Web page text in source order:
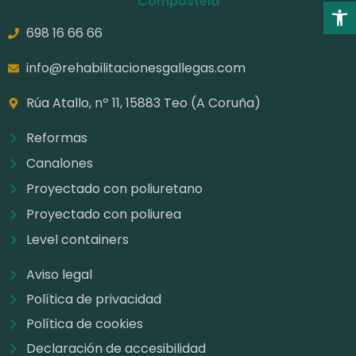
698 16 66 66
info@rehabilitacionesgallegas.com
Rúa Atallo, nº 11, 15883 Teo (A Coruña)
Reformas
Canalones
Proyectado con poliuretano
Proyectado con poliurea
Level containers
Aviso legal
Política de privacidad
Política de cookies
Declaración de accesibilidad
Abrir